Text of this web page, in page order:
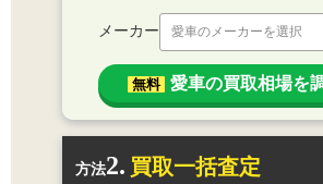
メーカー 愛車のメーカーを選択
無料 愛車の買取相場を
方法2. 買取一括査定